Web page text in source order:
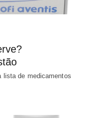
lista de medicamentos